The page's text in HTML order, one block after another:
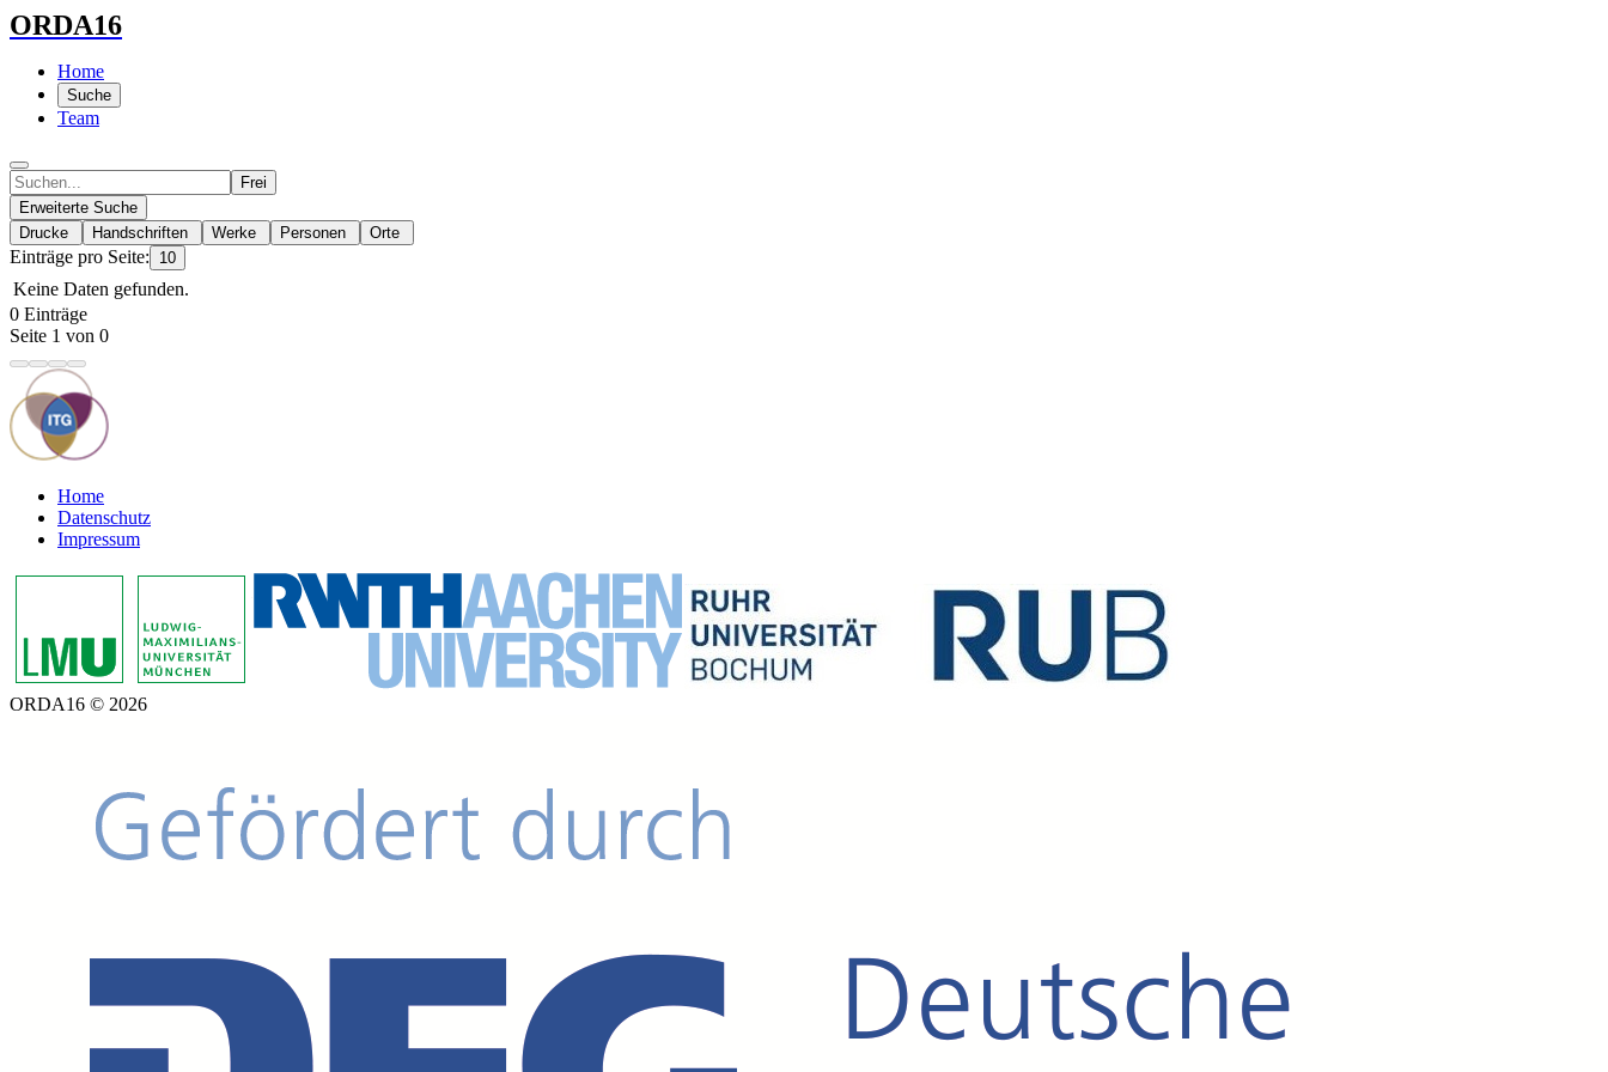
ORDA16
Home
Suche
Team
Frei
Erweiterte Suche
Drucke
Handschriften Werke Personen Orte
Einträge pro Seite: 10
Keine Daten gefunden.
0 Einträge
Seite 1 von 0
Home
Datenschutz
Impressum
ORDA16 © 2026